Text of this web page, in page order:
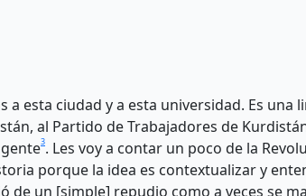
esta ciudad y a esta universidad. Es una
al Partido de Trabajadores de
3. Les voy a contar un poco de la
porque la idea es contextualizar y
un [simple] repudio como a veces se